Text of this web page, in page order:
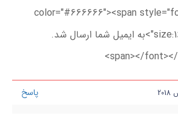
color="#666666"><span
size:16px">به ایمیل شما ارسال شد.
پاسخ 2018